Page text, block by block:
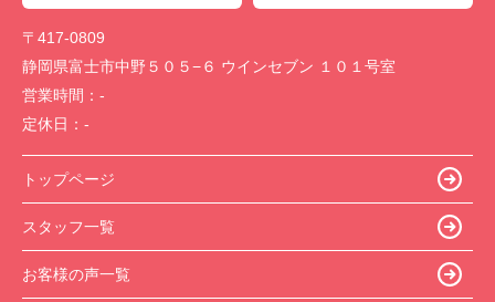
〒417-0809
静岡県富士市中野５０５−６ ウインセブン １０１号室
営業時間： -
定休日： -
トップページ
スタッフ一覧
お客様の声一覧